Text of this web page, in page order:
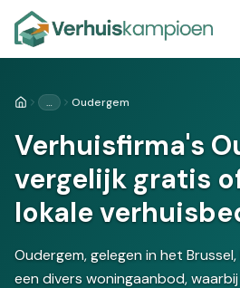
Home… Oudergem
Verhuisfirma's
vergelijk gratis
lokale
Oudergem, gelegen in het
een divers woningaanbod,